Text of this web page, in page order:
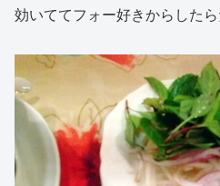
効いててフォー好きからしたら